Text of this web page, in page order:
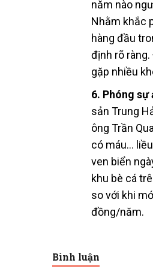
năm nào
Nhằm khắc
hàng đầu
định rõ
gặp nhiều
6. Phóng sự
sản Trung
ông Trần
có máu…
ven biển
khu bè cá
so với khi
đồng/năm.
Bình luận